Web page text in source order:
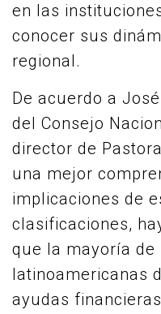
en las
conocer sus
regional.
De acuerdo a
del Consejo
director de
una mejor
implicaciones de
clasificaciones,
que la mayoría de
latinoamericanas
ayudas